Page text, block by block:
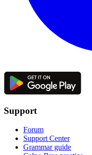
Support
Forum
Support Center
Grammar guide